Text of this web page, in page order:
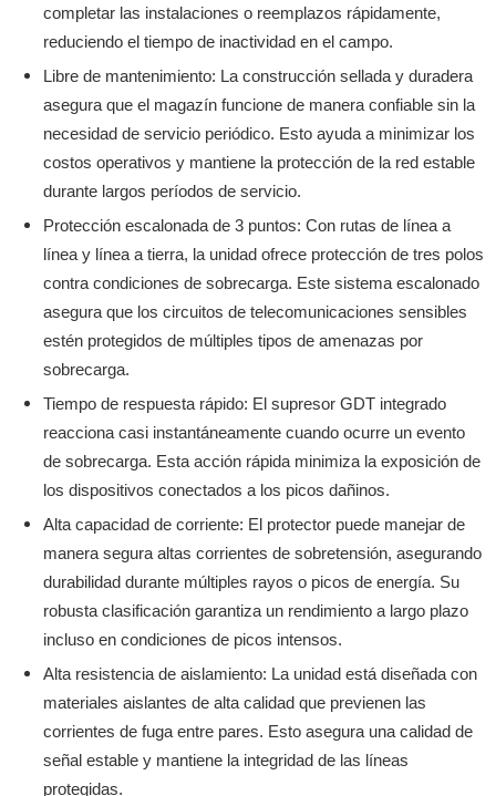
completar las instalaciones o reemplazos rápidamente,
reduciendo el tiempo de inactividad en el campo.
Libre de mantenimiento: La construcción sellada y duradera
asegura que el magazín funcione de manera confiable sin la
necesidad de servicio periódico. Esto ayuda a minimizar los
costos operativos y mantiene la protección de la red estable
durante largos períodos de servicio.
Protección escalonada de 3 puntos: Con rutas de línea a
línea y línea a tierra, la unidad ofrece protección de tres polos
contra condiciones de sobrecarga. Este sistema escalonado
asegura que los circuitos de telecomunicaciones sensibles
estén protegidos de múltiples tipos de amenazas por
sobrecarga.
Tiempo de respuesta rápido: El supresor GDT integrado
reacciona casi instantáneamente cuando ocurre un evento
de sobrecarga. Esta acción rápida minimiza la exposición de
los dispositivos conectados a los picos dañinos.
Alta capacidad de corriente: El protector puede manejar de
manera segura altas corrientes de sobretensión, asegurando
durabilidad durante múltiples rayos o picos de energía. Su
robusta clasificación garantiza un rendimiento a largo plazo
incluso en condiciones de picos intensos.
Alta resistencia de aislamiento: La unidad está diseñada con
materiales aislantes de alta calidad que previenen las
corrientes de fuga entre pares. Esto asegura una calidad de
señal estable y mantiene la integridad de las líneas
protegidas.